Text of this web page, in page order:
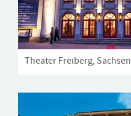
Theater Freiberg, Sachsen